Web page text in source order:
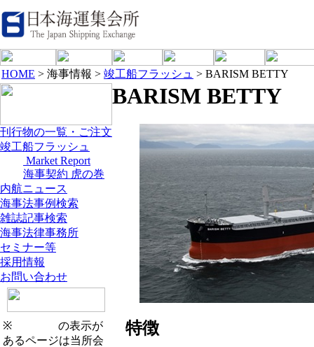
HOME > 海事情報 > 竣工船フラッシュ > BARISM BETTY
刊行物の一覧・ご注文
竣工船フラッシュ
Market Report
海事契約 虎の巻
内航ニュース
海事法事例検索
雑誌記事検索
海事法律事務所
セミナー等
採用情報
お問い合わせ
※
の表示が
あるページは当所会
BARISM BETTY
特徴